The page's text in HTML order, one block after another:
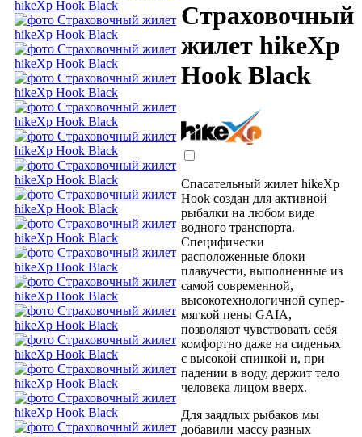
Страховочный
жилет hikeXp
Hook Black
Спасательный жилет hikeXp
Hook создан для активной
рыбалки на любом виде
водного транспорта.
Специфически
расположенные блоки
плавучести, выполненные из
самой современной,
высокотехнологичной супер-
мягкой пены GAIA,
позволяют чувствовать себя
комфортно даже на сиденьях
с высокой спинкой и, при
падении в воду, держит тело
человека лицом вверх.
Для заядлых рыбаков мы
добавили массу разных